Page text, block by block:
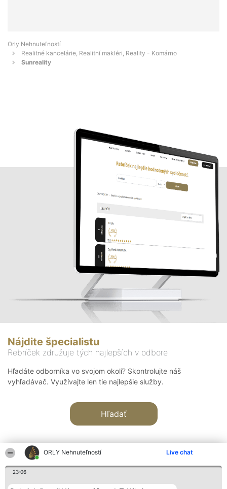
ORLY Nehnuteľností Live chat
23:06
Orly Nehnuteľností
Realitné kancelárie, Realitní makléri, Reality - Komárno
Sunreality
Nájdite špecialistu
Rebríček združuje tých najlepších v odbore
Hľadáte odborníka vo svojom okolí? Skontrolujte náš
vyhľadávač. Využívajte len tie najlepšie služby.
Hľadať